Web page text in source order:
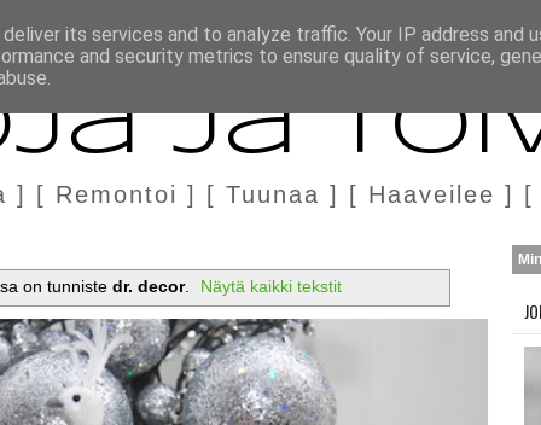
MARKKINOINTI & YHTEISTYÖ
ja
] [ Remontoi ] [ Tuunaa ] [ Haaveilee ] [
on tunniste dr. decor. Näytä kaikki tekstit
its services and to analyze traffic. Your IP address and
and security metrics to ensure quality of service,